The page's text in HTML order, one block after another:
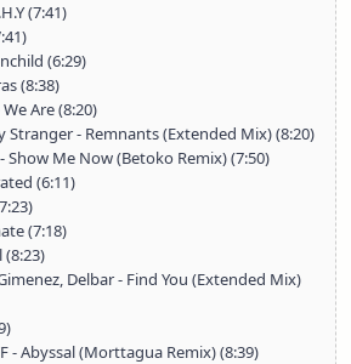
(7:41)
(6:29)
(8:38)
Are (8:20)
- Remnants (Extended Mix) (8:20)
Show Me Now (Betoko Remix) (7:50)
(6:11)
(7:18)
Delbar - Find You (Extended Mix)
- Abyssal (Morttagua Remix) (8:39)